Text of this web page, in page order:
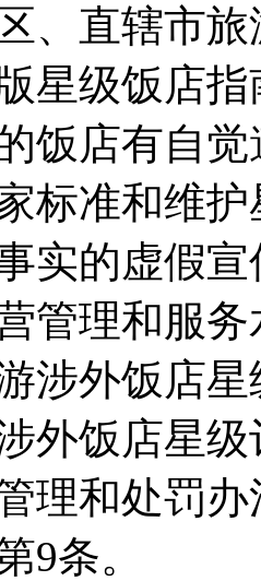
、直辖市
星级饭店
饭店有自
标准和维
实的虚假
管理和服
涉外饭店
外饭店星
理和处罚
9条。